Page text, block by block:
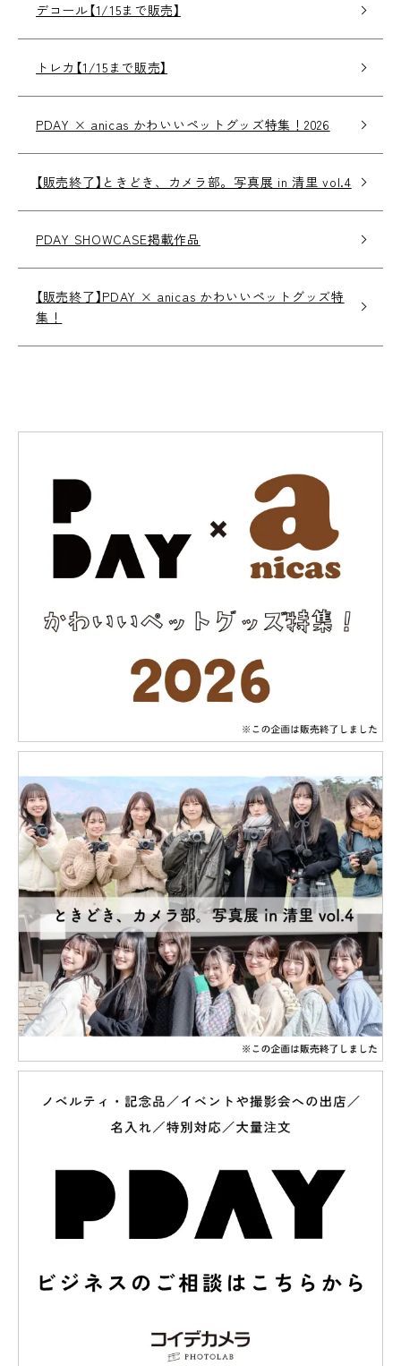
デコール【1/15まで販売】
トレカ【1/15まで販売】
PDAY × anicas かわいいペットグッズ特集！2026
【販売終了】ときどき、カメラ部。写真展 in 清里 vol.4
PDAY SHOWCASE掲載作品
【販売終了】PDAY × anicas かわいいペットグッズ特
集！